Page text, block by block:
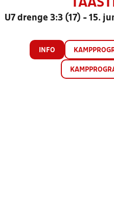
U7 drenge 3:3 (17) - 15.
INFO